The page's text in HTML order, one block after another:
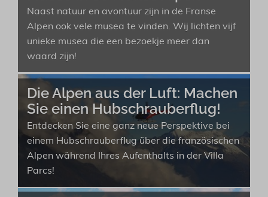
Naast natuur en avontuur zijn in de Franse
Alpen ook vele musea te vinden. Wij lichten vijf
unieke musea die een bezoekje meer dan
waard zijn!
Die Alpen aus der Luft: Machen
Sie einen Hubschrauberflug!
Entdecken Sie eine ganz neue Perspektive bei
einem Hubschrauberflug über die französischen
Alpen während Ihres Aufenthalts in der Villa
Parcs!